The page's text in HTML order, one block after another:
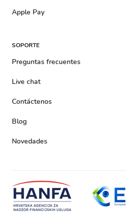
Apple Pay
SOPORTE
Preguntas frecuentes
Live chat
Contáctenos
Blog
Novedades